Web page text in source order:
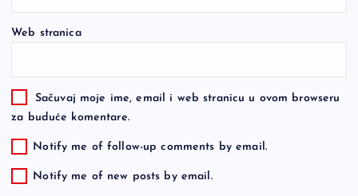
Web stranica
Sačuvaj moje ime, email i web stranicu u ovom browseru
za buduće komentare.
Notify me of follow-up comments by email.
Notify me of new posts by email.